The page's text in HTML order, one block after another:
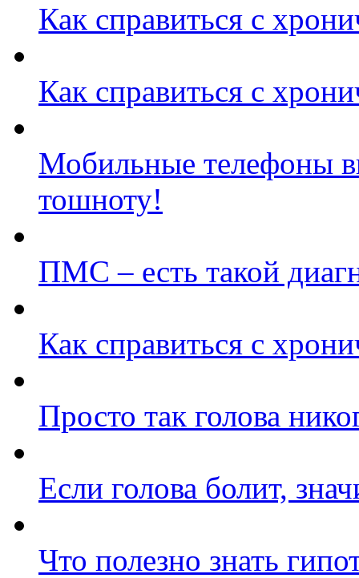
Как справиться с
Как справиться с
Мобильные телефоны
тошноту!
ПМС – есть такой
Как справиться с
Просто так голова
Если голова болит,
Что полезно знать